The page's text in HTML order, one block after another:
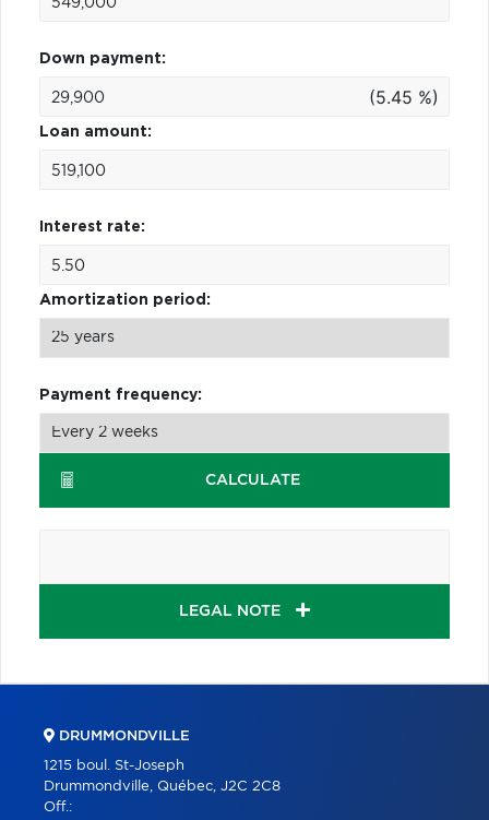
Down payment:
(5.45 %)
Loan amount:
Interest rate:
Amortization period:
Payment frequency:
CALCULATE
LEGAL NOTE
DRUMMONDVILLE
1215 boul. St-Joseph
Drummondville, Québec, J2C 2C8
Off.: